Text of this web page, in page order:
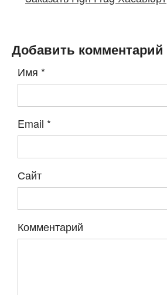
Добавить комментарий
Имя *
Email *
Сайт
Комментарий